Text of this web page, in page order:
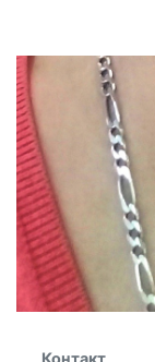
Контакт